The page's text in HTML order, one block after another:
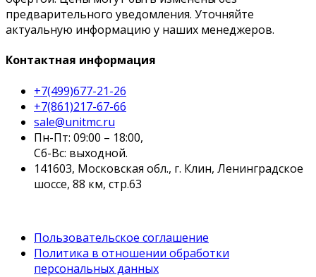
предварительного уведомления. Уточняйте
актуальную информацию у наших менеджеров.
Контактная информация
+7(499)677-21-26
+7(861)217-67-66
sale@unitmc.ru
Пн-Пт: 09:00 – 18:00,
Сб-Вс: выходной.
141603, Московская обл., г. Клин, Ленинградское
шоссе, 88 км, стр.63
Пользовательское соглашение
Политика в отношении обработки
персональных данных